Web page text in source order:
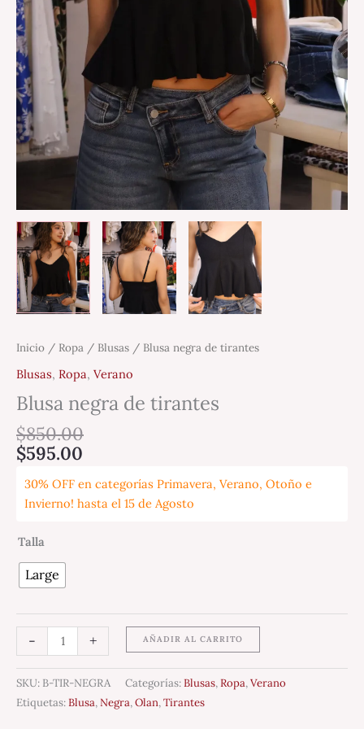
Inicio / Ropa / Blusas / Blusa negra de tirantes
Blusas, Ropa, Verano
Blusa negra de tirantes
$850.00
$595.00
30% OFF en categorías Primavera, Verano, Otoño e
Invierno! hasta el 15 de Agosto
Talla
Large
- + AÑADIR AL CARRITO
SKU: B-TIR-NEGRA Categorías:Blusas,Ropa,Verano
Etiquetas:Blusa,Negra,Olan,Tirantes